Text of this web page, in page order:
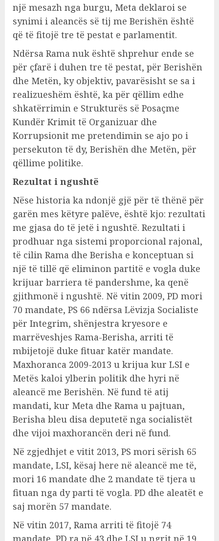
një mesazh nga burgu, Meta deklaroi se
synimi i aleancës së tij me Berishën është
që të fitojë tre të pestat e parlamentit.
Ndërsa Rama nuk është shprehur ende se
për çfarë i duhen tre të pestat, për Berishën
dhe Metën, ky objektiv, pavarësisht se sa i
realizueshëm është, ka për qëllim edhe
shkatërrimin e Strukturës së Posaçme
Kundër Krimit të Organizuar dhe
Korrupsionit me pretendimin se ajo po i
persekuton të dy, Berishën dhe Metën, për
qëllime politike.
Rezultat i ngushtë
Nëse historia ka ndonjë gjë për të thënë për
garën mes këtyre palëve, është kjo: rezultati
me gjasa do të jetë i ngushtë. Rezultati i
prodhuar nga sistemi proporcional rajonal,
të cilin Rama dhe Berisha e konceptuan si
një të tillë që eliminon partitë e vogla duke
krijuar barriera të pandershme, ka qenë
gjithmonë i ngushtë. Në vitin 2009, PD mori
70 mandate, PS 66 ndërsa Lëvizja Socialiste
për Integrim, shënjestra kryesore e
marrëveshjes Rama-Berisha, arriti të
mbijetojë duke fituar katër mandate.
Maxhoranca 2009-2013 u krijua kur LSI e
Metës kaloi ylberin politik dhe hyri në
aleancë me Berishën. Në fund të atij
mandati, kur Meta dhe Rama u pajtuan,
Berisha bleu disa deputetë nga socialistët
dhe vijoi maxhorancën deri në fund.
Në zgjedhjet e vitit 2013, PS mori sërish 65
mandate, LSI, kësaj here në aleancë me të,
mori 16 mandate dhe 2 mandate të tjera u
fituan nga dy parti të vogla. PD dhe aleatët e
saj morën 57 mandate.
Në vitin 2017, Rama arriti të fitojë 74
mandate, PD ra në 43 dhe LSI u ngrit në 19.